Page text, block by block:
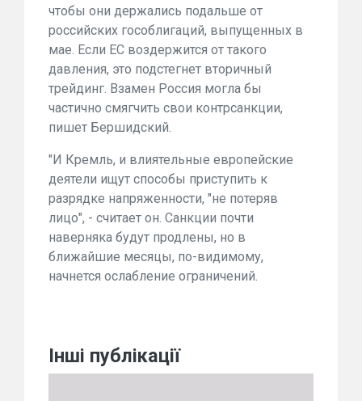
чтобы они держались подальше от
российских гособлигаций, выпущенных в
мае. Если ЕС воздержится от такого
давления, это подстегнет вторичный
трейдинг. Взамен Россия могла бы
частично смягчить свои контрсанкции,
пишет Бершидский.
"И Кремль, и влиятельные европейские
деятели ищут способы приступить к
разрядке напряженности, "не потеряв
лицо", - считает он. Санкции почти
наверняка будут продлены, но в
ближайшие месяцы, по-видимому,
начнется ослабление ограничений.
Інші публікації